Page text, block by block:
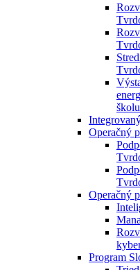
Operačný
Operačný
Program